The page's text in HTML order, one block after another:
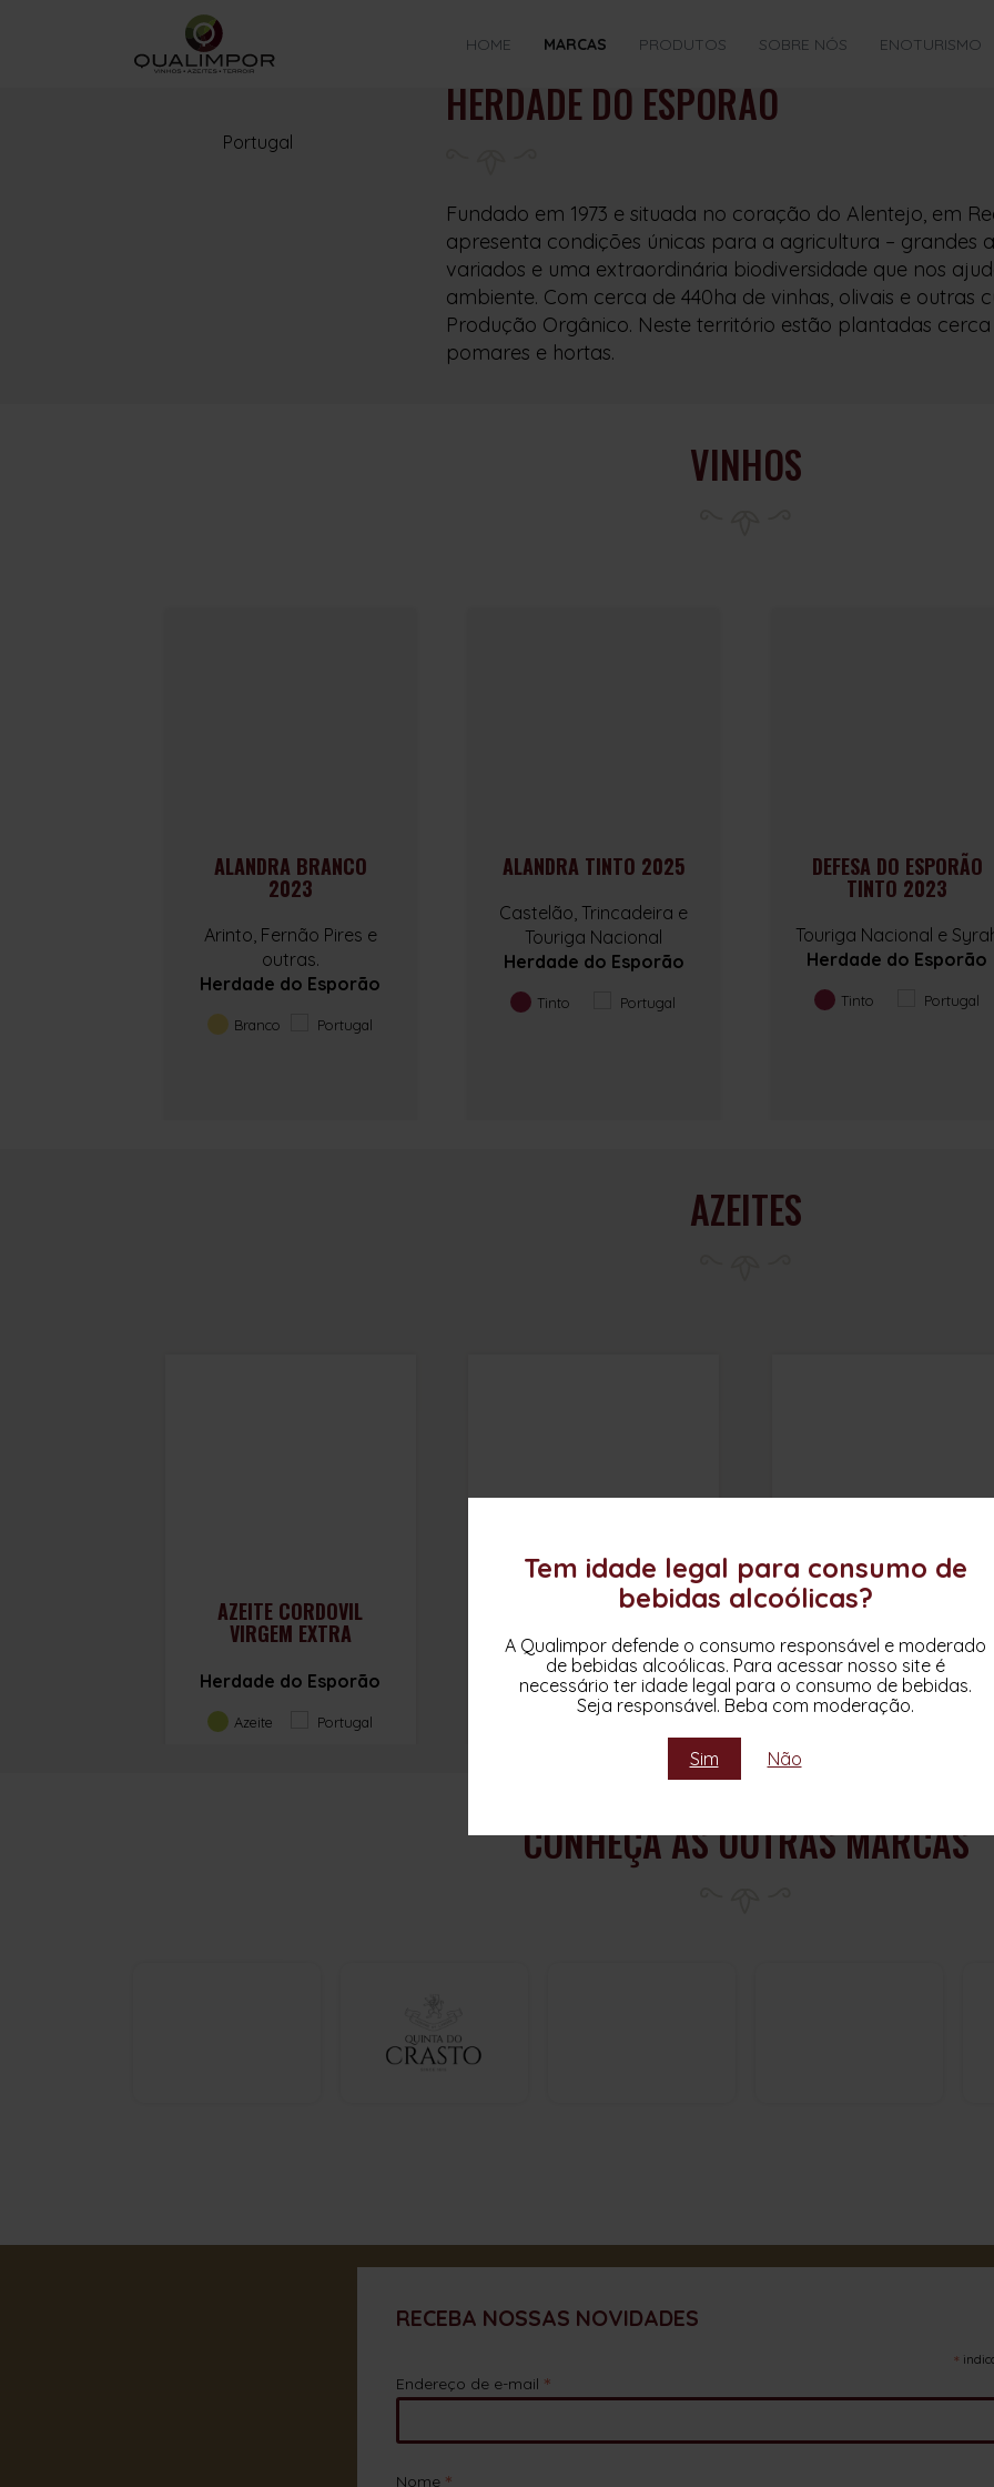
Tem idade legal para consumo de
bebidas alcoólicas?
A Qualimpor defende o consumo responsável e moderado
de bebidas alcoólicas. Para acessar nosso site é
necessário ter idade legal para o consumo de bebidas.
Seja responsável. Beba com moderação.
Sim Não
HOME MARCAS PRODUTOS SOBRE NÓS ENOTURISMO
Portugal
HERDADE DO ESPORÃO
Fundado em 1973 e situada no coração do Alentejo, em
apresenta condições únicas para a agricultura – grandes
variados e uma extraordinária biodiversidade que nos
ambiente. Com cerca de 440ha de vinhas, olivais e outras
Produção Orgânico. Neste território estão plantadas
pomares e hortas.
VINHOS
ALANDRA BRANCO
2023
Arinto, Fernão Pires e
outras.
Herdade do Esporão
Portugal
Branco
ALANDRA TINTO 2025
Castelão, Trincadeira e
Touriga Nacional
Herdade do Esporão
Tinto Portugal
DEFESA DO ESPORÃO
TINTO 2023
Touriga Nacional e
Herdade do Esporão
Tinto Portugal
AZEITES
AZEITE CORDOVIL
VIRGEM EXTRA
Herdade do Esporão
Portugal
Azeite
AZEITE GALEGA VIRGEM
EXTRA
Herdade do Esporão
AZEITE ORGÂNICO
OLIVAL DOS ARRIFES
Herdade do Esporão
CONHEÇA AS OUTRAS MARCAS
RECEBA NOSSAS NOVIDADES
*
Endereço de e-mail *
Nome